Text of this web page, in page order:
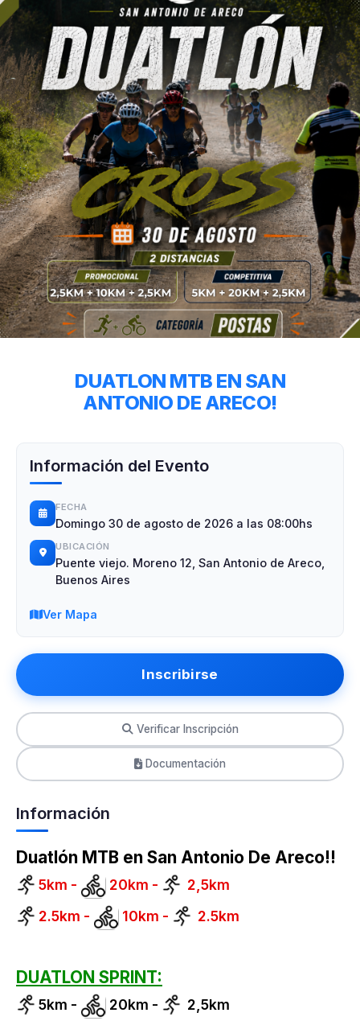
DUATLON MTB EN SAN
ANTONIO DE ARECO!
Información del Evento
FECHA
Domingo 30 de agosto de 2026 a las 08:00hs
UBICACIÓN
Puente viejo. Moreno 12, San Antonio de Areco,
Buenos Aires
Ver Mapa
Inscribirse
Verificar Inscripción
Documentación
Información
Duatlón MTB en San Antonio De Areco!!
5km - 20km -
2,5km
2.5km -
10km - 2.5km
DUATLON SPRINT:
5km - 20km - 2,5km